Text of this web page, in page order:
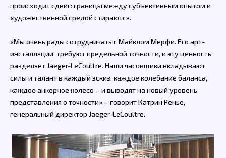
происходит сдвиг: границы между субъективным опытом и
художественной средой стираются.
«Мы очень рады сотрудничать с Майклом Мерфи. Его арт-
инсталляции требуют предельной точности, и эту ценность
разделяет Jaeger-LeCoultre. Наши часовщики вкладывают
силы и талант в каждый эскиз, каждое колебание баланса,
каждое анкерное колесо – и выводят на новый уровень
представления о точности»,– говорит Катрин Ренье,
генеральный директор Jaeger-LeCoultre.